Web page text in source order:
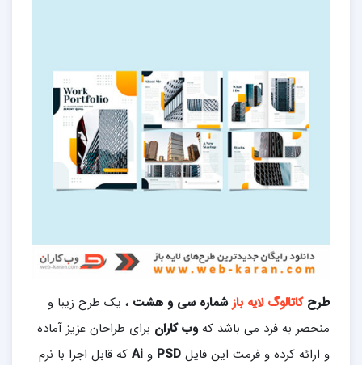
طرحکاتالوگ لایه بازشماره سی و هشت ، یک طرح زیبا و
منحصر به فرد می باشد که وب کاران برای طراحان عزیز آماده
و ارائه کرده و فرمت این فایل PSD و Ai که قابل اجرا با نرم